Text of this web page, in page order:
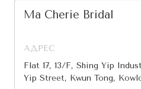
Ma Cherie Bridal
АДРЕС
Flat 17, 13/F, Shing Yip
Yip Street, Kwun Tong,